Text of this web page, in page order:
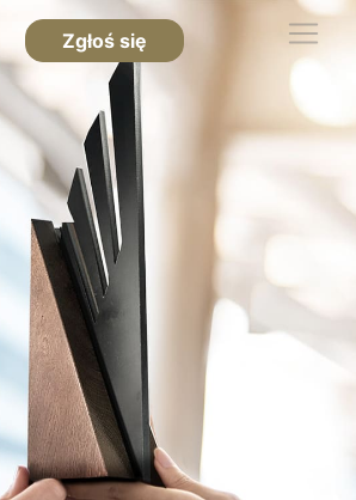
Zgłoś się